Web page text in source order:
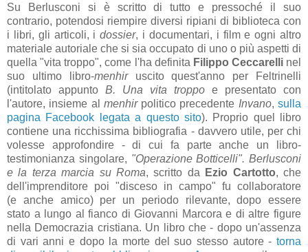
Su Berlusconi si è scritto di tutto e pressoché il suo
contrario, potendosi riempire diversi ripiani di biblioteca con
i libri, gli articoli, idossier, i documentari, i film e ogni altro
materiale autoriale che si sia occupato di uno o più aspetti di
quella "vita troppo", come l'ha definita Filippo Ceccarellinel
suo ultimo libro-menhiruscito quest'anno per Feltrinelli
(intitolato appunto B. Una vita troppo e presentato con
l'autore, insieme al menhirpolitico precedente Invano,sulla
pagina Facebook legata a questo sito). Proprio quel libro
contiene una ricchissima bibliografia - davvero utile, per chi
volesse approfondire - di cui fa parte anche un libro-
testimonianza singolare, "Operazione Botticelli". Berlusconi
e la terza marcia su Roma, scritto da Ezio Cartotto, che
dell'imprenditore poi "disceso in campo" fu collaboratore
(e anche amico) per un periodo rilevante, dopo essere
stato a lungo al fianco di Giovanni Marcora e di altre figure
nella Democrazia cristiana. Un libro che - dopo un'assenza
di vari anni e dopo la morte del suo stesso autore - torna